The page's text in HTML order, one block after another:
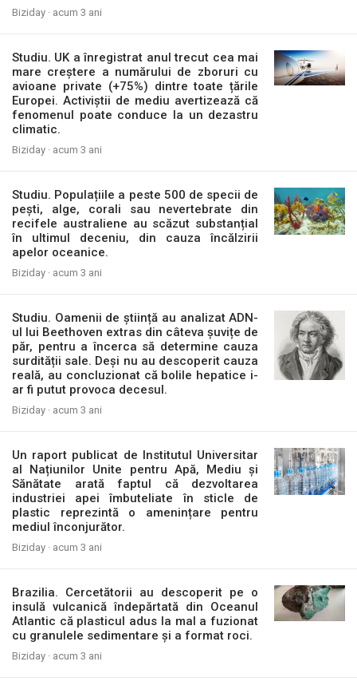
Biziday · acum 3 ani
Studiu. UK a înregistrat anul trecut cea mai
mare creștere a numărului de zboruri cu
avioane private (+75%) dintre toate țările
Europei. Activiștii de mediu avertizează că
fenomenul poate conduce la un dezastru
climatic.
Biziday · acum 3 ani
Studiu. Populațiile a peste 500 de specii de
pești, alge, corali sau nevertebrate din
recifele australiene au scăzut substanțial
în ultimul deceniu, din cauza încălzirii
apelor oceanice.
Biziday · acum 3 ani
Studiu. Oamenii de știință au analizat ADN-
ul lui Beethoven extras din câteva șuvițe de
păr, pentru a încerca să determine cauza
surdității sale. Deși nu au descoperit cauza
reală, au concluzionat că bolile hepatice i-
ar fi putut provoca decesul.
Biziday · acum 3 ani
Un raport publicat de Institutul Universitar
al Națiunilor Unite pentru Apă, Mediu și
Sănătate arată faptul că dezvoltarea
industriei apei îmbuteliate în sticle de
plastic reprezintă o amenințare pentru
mediul înconjurător.
Biziday · acum 3 ani
Brazilia. Cercetătorii au descoperit pe o
insulă vulcanică îndepărtată din Oceanul
Atlantic că plasticul adus la mal a fuzionat
cu granulele sedimentare și a format roci.
Biziday · acum 3 ani